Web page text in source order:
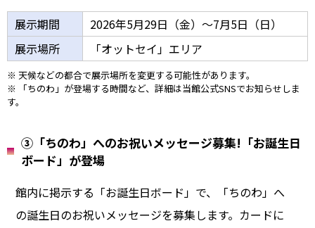
展示期間
2026年5月29日（金）～7月5日（日）
展示場所
「オットセイ」エリア
※ 天候などの都合で展示場所を変更する可能性があります。
※ 「ちのわ」が登場する時間など、詳細は当館公式SNSでお知らせしま
す。
③「ちのわ」へのお祝いメッセージ募集!「お誕生日
ボード」が登場
館内に掲示する「お誕生日ボード」で、「ちのわ」へ
の誕生日のお祝いメッセージを募集します。カードに